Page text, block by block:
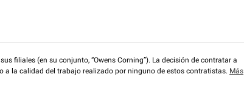
filiales (en su conjunto, “Owens Corning”). La decisión de contratar a
a la calidad del trabajo realizado por ninguno de estos contratistas. Más